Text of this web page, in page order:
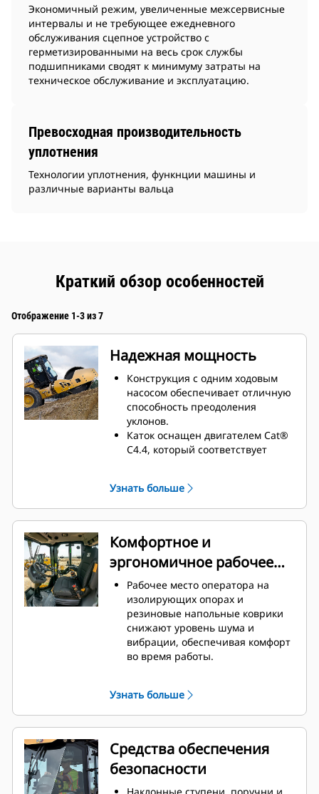
Экономичный режим, увеличенные межсервисные
интервалы и не требующее ежедневного
обслуживания сцепное устройство с
герметизированными на весь срок службы
подшипниками сводят к минимуму затраты на
техническое обслуживание и эксплуатацию.
Превосходная производительность
уплотнения
Технологии уплотнения, функнции машины и
различные варианты вальца
Краткий обзор особенностей
Отображение 1-3 из 7
Надежная мощность
Конструкция с одним ходовым
насосом обеспечивает отличную
способность преодоления
уклонов.
Каток оснащен двигателем Cat®
C4.4, который соответствует
MAR-1 Бразилии, эквивалентного
стандартам Tier 3 EPA США и
Stage IIIA ЕС.
Экономичный режим
ограничивает частоту вращения
двигателя и снижает расход
топлива.
Узнать больше
Комфортное и
эргономичное рабочее
место оператора
Рабочее место оператора на
изолирующих опорах и
резиновые напольные коврики
снижают уровень шума и
вибрации, обеспечивая комфорт
во время работы.
сгруппированы по функциям, а
большой дисплей отображает
данные о производительности
Сиденье, подлокотник и рулевая
колонка регулируются для
Узнать больше
Средства обеспечения
безопасности